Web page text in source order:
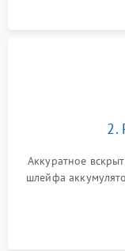
Проблемы Wi‑Fi2.
Аккуратное
шлейфа
высохшей